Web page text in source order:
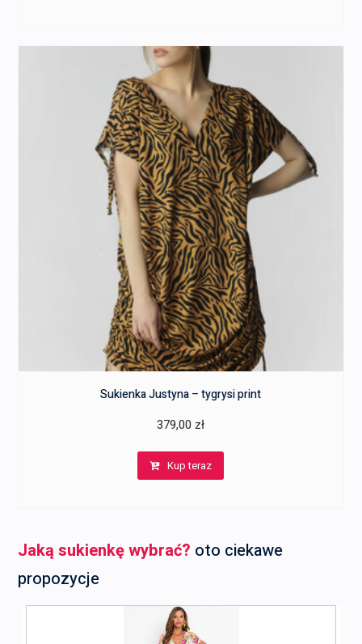
Sukienka Justyna – tygrysi print
379,00 zł
Kup teraz
Jaką sukienkę wybrać? oto ciekawe
propozycje